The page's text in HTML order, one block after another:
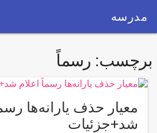
مدرسه
برچسب: رسماً
معیار حذف یارانه‌ها
شد+جزئیات